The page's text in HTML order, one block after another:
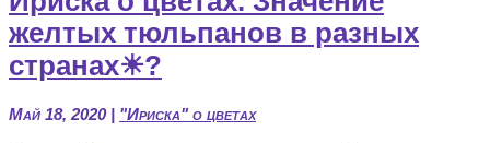
желтых тюльпанов в разных
странах☀?
Май 18, 2020| "Ириска" о цветах